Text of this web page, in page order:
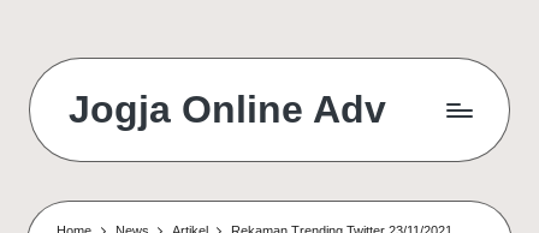
Jogja Online Adv
&
Digital